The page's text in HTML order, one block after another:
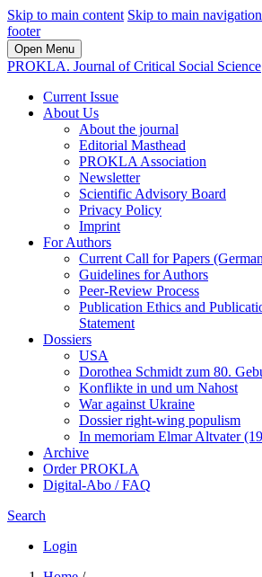
Skip to main content Skip to main
footer
Open Menu
PROKLA. Journal of Critical Social Science
Current Issue
About Us
About the journal
Editorial Masthead
PROKLA Association
Newsletter
Scientific Advisory Board
Privacy Policy
Imprint
For Authors
Current Call for Papers
Guidelines for Authors
Peer-Review Process
Publication Ethics and
Statement
Dossiers
USA
Dorothea Schmidt zum 80.
Konflikte in und um Nahost
War against Ukraine
Dossier right-wing populism
In me­mo­ri­am Elmar Altvater
Archive
Order PROKLA
Digital-Abo / FAQ
Search
Login